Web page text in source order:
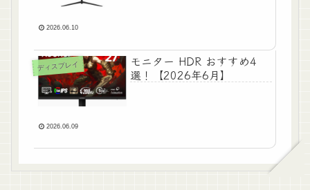
2026.06.10
ディスプレイ
モニター HDR おすすめ4
選！【2026年6月】
2026.06.09